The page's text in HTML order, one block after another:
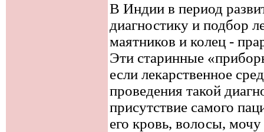
В Индии в период
диагностику и подбор
маятников и колец -
Эти старинные
если лекарственное
проведения такой
присутствие самого
его кровь, волосы,